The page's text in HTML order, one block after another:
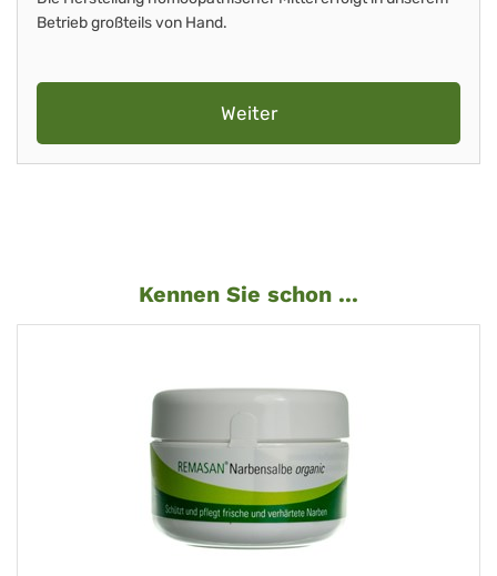
Betrieb großteils von Hand.
Weiter
Kennen Sie schon ...